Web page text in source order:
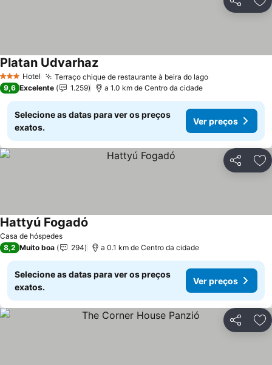
Partilhar
3 EstrelasHotel Terraço chique de restaurante à beira do lago
Platan Udvarhaz
9,6 Excelente 1.259 a 1.0 km de Centro da cidade
Selecione as datas para ver os preços
exatos.
Ver preços
Partilhar
Casa de hóspedes
Hattyú Fogadó
8,2 Muito boa 294 a 0.1 km de Centro da cidade
Selecione as datas para ver os preços
exatos.
Ver preços
Partilhar